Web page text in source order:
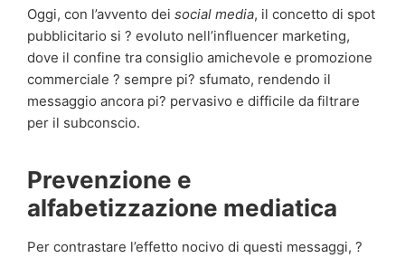
Oggi, con l’avvento dei social media, il concetto di spot
pubblicitario si ? evoluto nell’influencer marketing,
dove il confine tra consiglio amichevole e promozione
commerciale ? sempre pi? sfumato, rendendo il
messaggio ancora pi? pervasivo e difficile da filtrare
per il subconscio.
Prevenzione e
alfabetizzazione mediatica
Per contrastare l’effetto nocivo di questi messaggi, ?